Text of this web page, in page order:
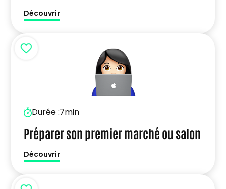
Découvrir
Durée :7min
Préparer son premier marché ou salon
Découvrir